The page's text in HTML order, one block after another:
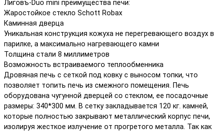
Лиговъ-Duo mini преимущества печи:
Жаростойкое стекло Schott Robax
Каминная дверца
Уникальная конструкция кожуха не перегревающего воздух в
парилке, а максимально нагревающего камни
Толщина стали 8 миллиметров
Возможность встраиваемого теплообменника
Дровяная печь с сеткой под ковку с выносом топки, что
позволяет топить печь из смежного помещения. Печь
оборудована чугунной дверцей со стеклом, ее посадочные
размеры: 340*300 мм. В сетку закладывается 120 кг. камней,
которые полностью закрывают металлический корпус печи,
изолируя жесткое излучение от прогретого металла. Так как